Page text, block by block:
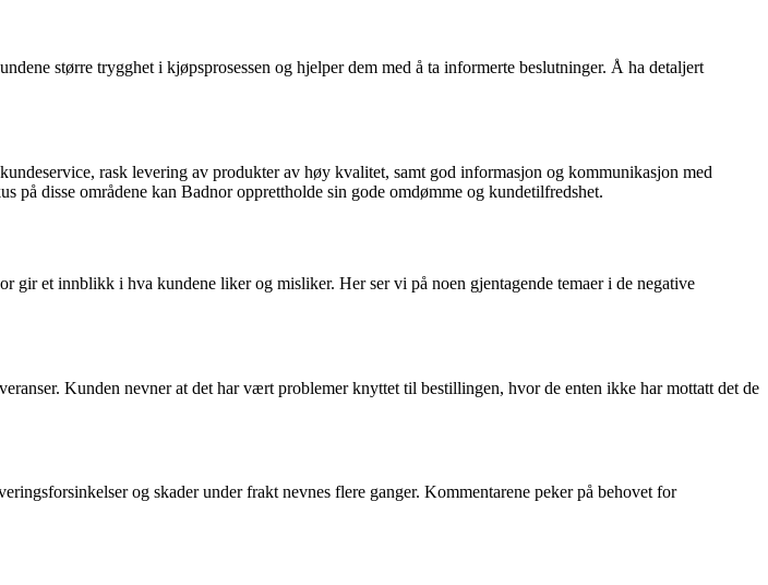
større trygghet i kjøpsprosessen og hjelper dem med å ta informerte beslutninger. Å ha detaljert
rask levering av produkter av høy kvalitet, samt god informasjon og kommunikasjon med
disse områdene kan Badnor opprettholde sin gode omdømme og kundetilfredshet.
et innblikk i hva kundene liker og misliker. Her ser vi på noen gjentagende temaer i de negative
Kunden nevner at det har vært problemer knyttet til bestillingen, hvor de enten ikke har mottatt det de
og skader under frakt nevnes flere ganger. Kommentarene peker på behovet for